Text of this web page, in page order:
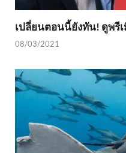
เปลี่ยนตอนนี้ยังทัน! ดูพรี
08/03/2021